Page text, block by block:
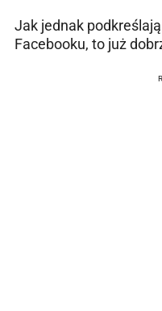
Jak jednak
Facebooku, to już